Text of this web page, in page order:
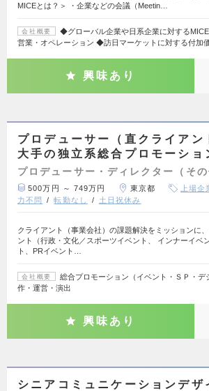
MICEとは？＞ ・企業などの会議（Meetin…
会社概要
◆グローバル企業や日系企業に対する
営業・オペレーション ◆訪日マーケットに対する付加
興味あり
プロデューサー（直クライアン
大手の独立系総合プロモーショ
プロデューサー・ディレクター（その
500万円 ～ 749万円 東京都 上場企
力不問
転勤なし 土日祝休み
クライアント（事業会社）の課題解決をミッションに
ント（行政・文化／スポーツイベント、 インナーイベ
ト、PRイベント…
会社概要
総合プロモーション（イベント・ＳＰ・デ
作・運営・演出
興味あり
シニアコミュニケーションデザ